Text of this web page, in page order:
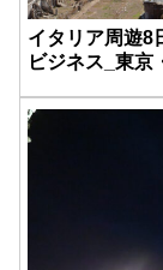
イタリア周遊8
ビジネス_東京